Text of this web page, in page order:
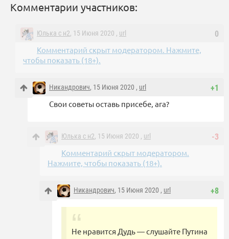
Комментарии участников:
0
Юлька с н2, 15 Июня 2020 , url
Комментарий скрыт модератором. Нажмите,
чтобы показать (18+).
+1
Никандрович, 15 Июня 2020 , url
Свои советы оставь присебе, ага?
-3
Юлька с н2, 15 Июня 2020 , url
Комментарий скрыт модератором.
Нажмите, чтобы показать (18+).
+8
Никандрович, 15 Июня 2020 , url
Не нравится Дудь — слушайте Путина